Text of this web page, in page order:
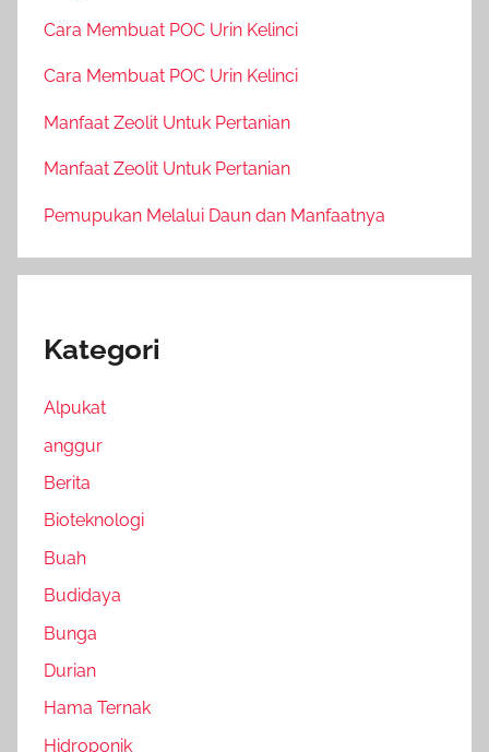
Cara Membuat POC Urin Kelinci
Cara Membuat POC Urin Kelinci
Manfaat Zeolit Untuk Pertanian
Manfaat Zeolit Untuk Pertanian
Pemupukan Melalui Daun dan Manfaatnya
Kategori
Alpukat
anggur
Berita
Bioteknologi
Buah
Budidaya
Bunga
Durian
Hama Ternak
Hidroponik